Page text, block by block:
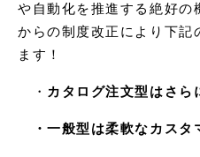
や自動化を推進する絶好の
からの制度改正により下記
ます！
・ カタログ注文型はさら
・一般型は柔軟なカスタ